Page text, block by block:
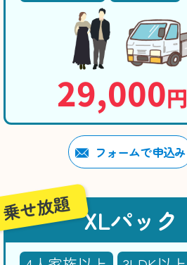
29,000円
フォームで申込み
XLパック
乗せ放題